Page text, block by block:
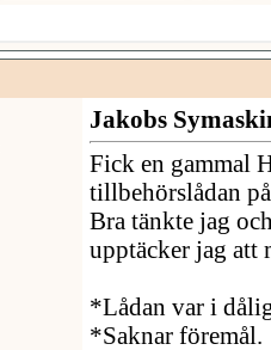
Jakobs
Fick en gammal
tillbehörslådan
Bra tänkte jag
upptäcker jag att
*Lådan var i
*Saknar föremål.